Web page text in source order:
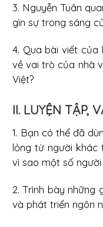
3. Nguyễn Tuân
gìn sự trong sáng
4. Qua bài viết của
về vai trò của nhà
Việt?
II. LUYỆN TẬP,
1. Bạn có thể đã
lỏng từ người khác
vì sao một số
2. Trình bày những
và phát triển ngôn